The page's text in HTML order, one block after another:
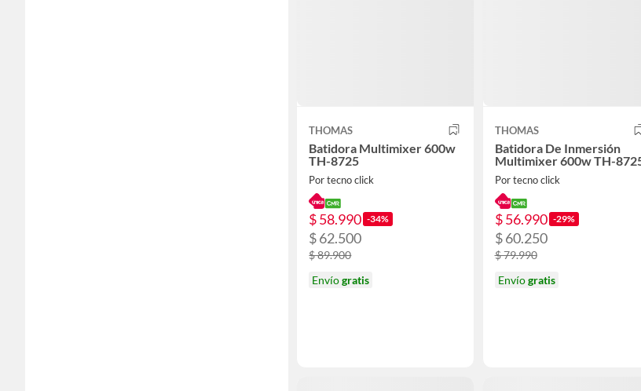
THOMAS
Batidora Multimixer 600w
TH-8725
Por tecno click
$ 58.990 -34%
$ 62.500
$ 89.900
Envíogratis
THOMAS
Batidora De Inmersión
Multimixer 600w TH-
Por tecno click
$ 56.990 -29%
$ 60.250
$ 79.990
Envíogratis